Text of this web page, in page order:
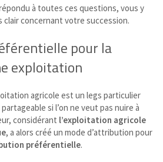
à toutes ces questions, vous y
concernant votre succession.
pour la
exploitation
agricole est un legs particulier
si l’on ne veut pas nuire à
considérant l’exploitation agricole
, a alors créé un mode d’attribution pour
préférentielle.